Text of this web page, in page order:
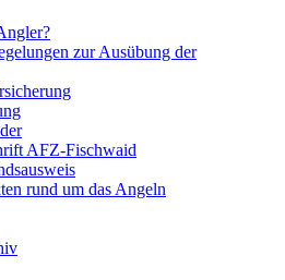
zur Ausübung der
AFZ-Fischwaid
rund um das Angeln